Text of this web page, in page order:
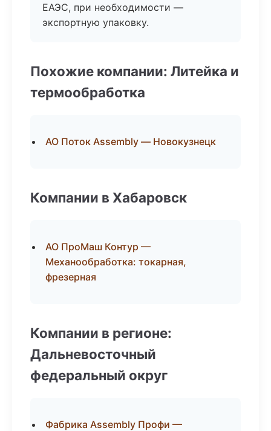
ЕАЭС, при необходимости —
экспортную упаковку.
Похожие компании: Литейка и
термообработка
АО Поток Assembly — Новокузнецк
Компании в Хабаровск
АО ПроМаш Контур —
Механообработка: токарная,
фрезерная
Компании в регионе:
Дальневосточный
федеральный округ
Фабрика Assembly Профи —